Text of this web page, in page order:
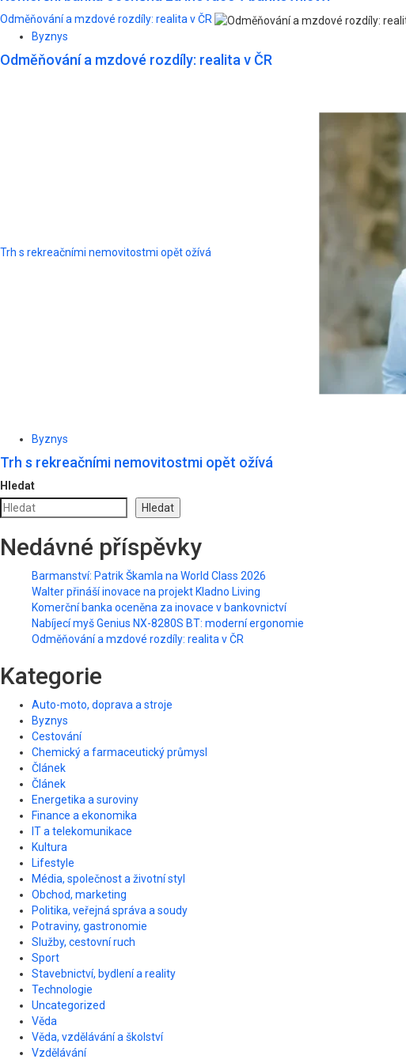
Odměňování a mzdové rozdíly: realita v ČR
Byznys
Odměňování a mzdové rozdíly: realita v ČR
Trh s rekreačními nemovitostmi opět ožívá
Byznys
Trh s rekreačními nemovitostmi opět ožívá
Hledat
Hledat
Nedávné příspěvky
Barmanství: Patrik Škamla na World Class 2026
Walter přináší inovace na projekt Kladno Living
Komerční banka oceněna za inovace v bankovnictví
Nabíjecí myš Genius NX-8280S BT: moderní ergonomie
Odměňování a mzdové rozdíly: realita v ČR
Kategorie
Auto-moto, doprava a stroje
Byznys
Cestování
Chemický a farmaceutický průmysl
Článek
Článek
Energetika a suroviny
Finance a ekonomika
IT a telekomunikace
Kultura
Lifestyle
Média, společnost a životní styl
Obchod, marketing
Politika, veřejná správa a soudy
Potraviny, gastronomie
Služby, cestovní ruch
Sport
Stavebnictví, bydlení a reality
Technologie
Uncategorized
Věda
Věda, vzdělávání a školství
Vzdělávání